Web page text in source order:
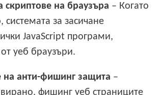
скриптове на браузъра – Когато
системата за засичане
JavaScript програми,
уеб браузъри.
на анти-фишинг защита –
фишинг уеб страниците